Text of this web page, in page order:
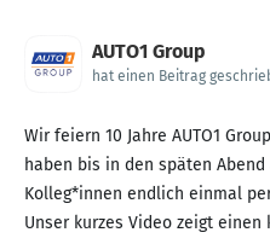
AUTO1 Group
hat einen Beitrag
Wir feiern 10 Jahre AUTO1
haben bis in den späten
Kolleg*innen endlich einmal
Unser kurzes Video zeigt einen